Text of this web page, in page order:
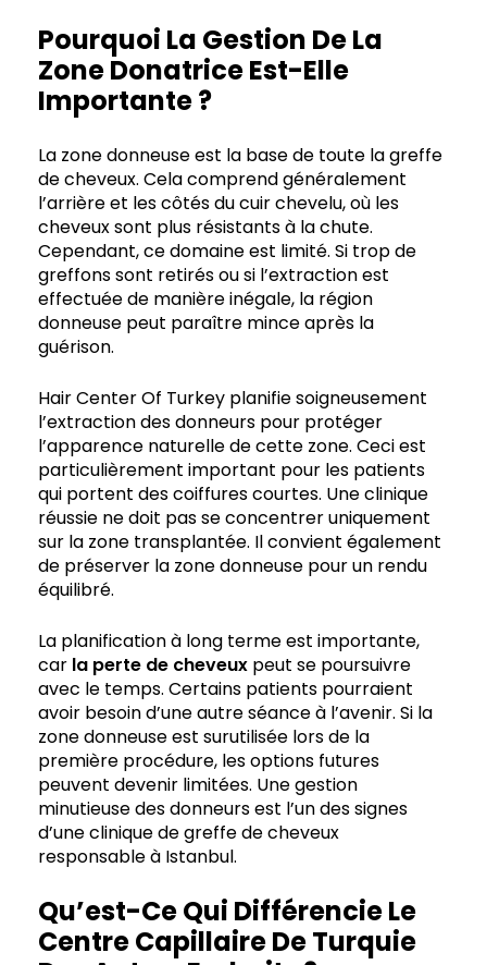
Pourquoi La Gestion De La
Zone Donatrice Est-Elle
Importante ?
La zone donneuse est la base de toute la greffe
de cheveux. Cela comprend généralement
l’arrière et les côtés du cuir chevelu, où les
cheveux sont plus résistants à la chute.
Cependant, ce domaine est limité. Si trop de
greffons sont retirés ou si l’extraction est
effectuée de manière inégale, la région
donneuse peut paraître mince après la
guérison.
Hair Center Of Turkey planifie soigneusement
l’extraction des donneurs pour protéger
l’apparence naturelle de cette zone. Ceci est
particulièrement important pour les patients
qui portent des coiffures courtes. Une clinique
réussie ne doit pas se concentrer uniquement
sur la zone transplantée. Il convient également
de préserver la zone donneuse pour un rendu
équilibré.
La planification à long terme est importante,
car la perte de cheveux peut se poursuivre
avec le temps. Certains patients pourraient
avoir besoin d’une autre séance à l’avenir. Si la
zone donneuse est surutilisée lors de la
première procédure, les options futures
peuvent devenir limitées. Une gestion
minutieuse des donneurs est l’un des signes
d’une clinique de greffe de cheveux
responsable à Istanbul.
Qu’est-Ce Qui Différencie Le
Centre Capillaire De Turquie